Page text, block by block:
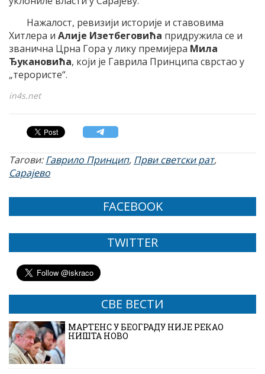
Нажалост, ревизији историје и ставовима
Хитлера и Алије Изетбеговића придружила се и
званична Црна Гора у лику премијера Мила
Ђукановића, који је Гаврила Принципа сврстао у
„терористе“.
in4s.net
Тагови:Гаврило Принцип, Први светски рат,
Сарајево
FACEBOOK
TWITTER
СВЕ ВЕСТИ
МАРТЕНС У БЕОГРАДУ НИЈЕ РЕКАО
НИШТА НОВО